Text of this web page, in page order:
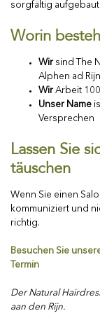
sorgfältig
Worin
Wirsind The
Alphen ad
WirArbeit
Unser Name
Versprechen
Lassen Sie
täuschen
Wenn Sie einen
kommuniziert und
richtig.
Besuchen Sie
Termin
Der Natural
aan den Rijn.